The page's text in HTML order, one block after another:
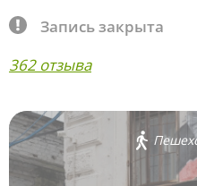
Запись закрыта
362 отзыва